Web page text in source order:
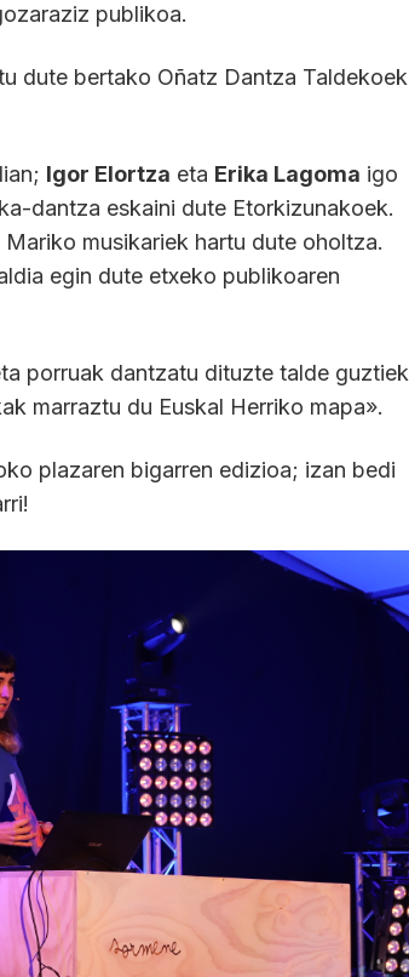
publikoa.
dute bertako Oñatz Dantza Taldekoek
Igor Elortza eta Erika Lagoma igo
dantza eskaini dute Etorkizunakoek.
musikariek hartu dute oholtza.
egin dute etxeko publikoaren
porruak dantzatu dituzte talde guztiek
marraztu du Euskal Herriko mapa».
plazaren bigarren edizioa; izan bedi